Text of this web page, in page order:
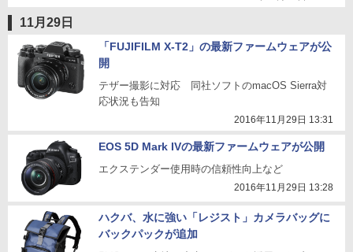
11月29日
「FUJIFILM X-T2」の最新ファームウェアが公
開
テザー撮影に対応 同社ソフトのmacOS Sierra対
応状況も告知
2016年11月29日 13:31
EOS 5D Mark IVの最新ファームウェアが公開
エクステンダー使用時の信頼性向上など
2016年11月29日 13:28
ハクバ、水に強い「レジスト」カメラバッグに
バックパックが追加